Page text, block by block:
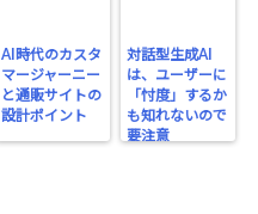
AI時代のカスタ
マージャーニー
と通販サイトの
設計ポイント
対話型生成AI
は、ユーザーに
「忖度」するか
も知れないので
要注意